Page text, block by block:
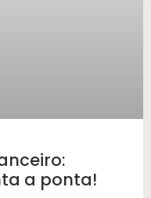
a ponta!